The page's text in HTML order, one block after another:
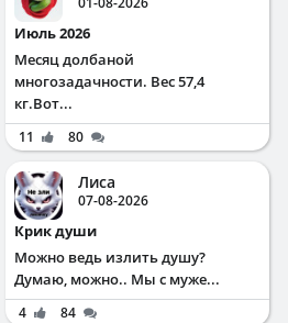
Июль 2026
Месяц долбаной
многозадачности. Вес 57,4
кг.Вот...
11 80
Лиса
07-08-2026
Крик души
Можно ведь излить душу?
Думаю, можно.. Мы с муже...
4 84